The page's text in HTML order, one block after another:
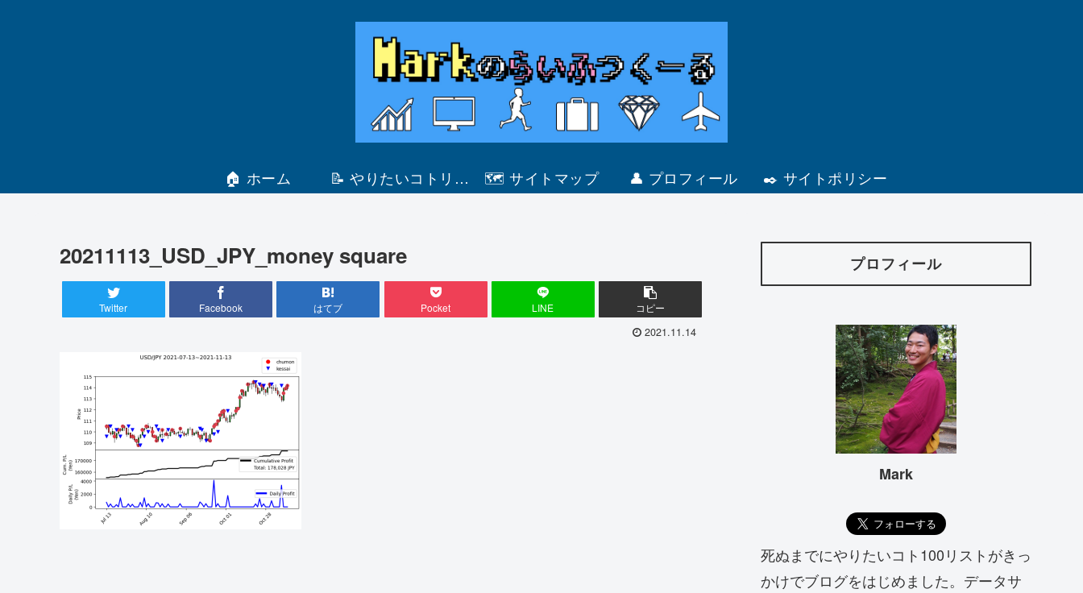
🏠 ホーム
📝 やりたいコトリス
🗺 サイトマップ 👤 プロフィール ✒️ サイトポリシー
20211113_USD_JPY_money square
Twitter Facebook はてブ Pocket LINE コピー
2021.11.14
プロフィール
Mark
死ぬまでにやりたいコト100リストがきっ
かけでブログをはじめました。データサ